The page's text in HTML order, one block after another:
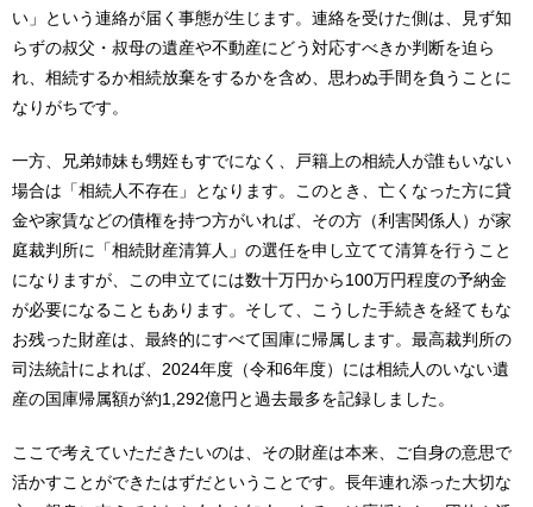
い」という連絡が届く事態が生じます。連絡を受けた側は、見ず知
らずの叔父・叔母の遺産や不動産にどう対応すべきか判断を迫ら
れ、相続するか相続放棄をするかを含め、思わぬ手間を負うことに
なりがちです。
一方、兄弟姉妹も甥姪もすでになく、戸籍上の相続人が誰もいない
場合は「相続人不存在」となります。このとき、亡くなった方に貸
金や家賃などの債権を持つ方がいれば、その方（利害関係人）が家
庭裁判所に「相続財産清算人」の選任を申し立てて清算を行うこと
になりますが、この申立てには数十万円から100万円程度の予納金
が必要になることもあります。そして、こうした手続きを経てもな
お残った財産は、最終的にすべて国庫に帰属します。最高裁判所の
司法統計によれば、2024年度（令和6年度）には相続人のいない遺
産の国庫帰属額が約1,292億円と過去最多を記録しました。
ここで考えていただきたいのは、その財産は本来、ご自身の意思で
活かすことができたはずだということです。長年連れ添った大切な